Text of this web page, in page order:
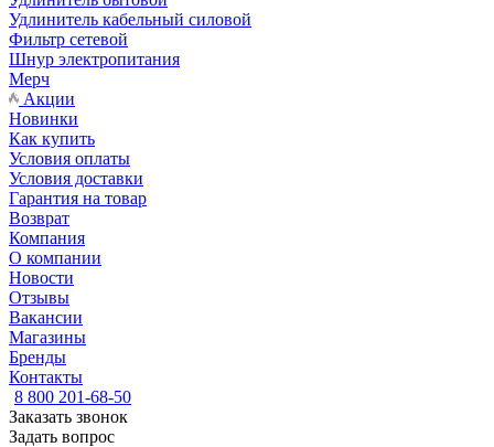
Удлинитель кабельный силовой
Фильтр сетевой
Шнур электропитания
Мерч
Акции
Новинки
Как купить
Условия оплаты
Условия доставки
Гарантия на товар
Возврат
Компания
О компании
Новости
Отзывы
Вакансии
Магазины
Бренды
Контакты
8 800 201-68-50
Заказать звонок
Задать вопрос